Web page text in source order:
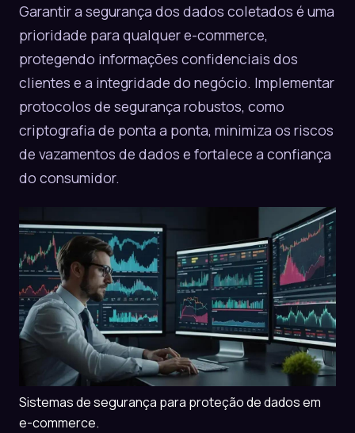
Garantir a segurança dos dados coletados é uma
prioridade para qualquer e-commerce,
protegendo informações confidenciais dos
clientes e a integridade do negócio. Implementar
protocolos de segurança robustos, como
criptografia de ponta a ponta, minimiza os riscos
de vazamentos de dados e fortalece a confiança
do consumidor.
Sistemas de segurança para proteção de dados em
e-commerce.